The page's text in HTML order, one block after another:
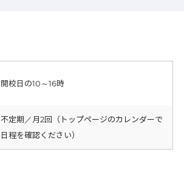
開校日の10～16時
不定期／月2回（トップページのカレンダーで
日程を確認ください）